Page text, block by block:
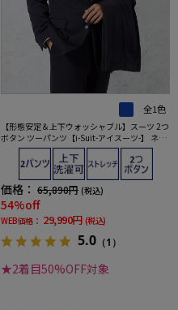
全1色
【形態安定＆上下ウォッシャブル】スーツ 2つ
ボタン ツーパンツ【i-Suit-アイスーツ-】 ネイ
ビー シャドウストライプ リッケンバッカー 通
価格： 65,890円 (税込)
54%off
WEB価格： 29,990円 (税込)
5.0 （1）
★2着目50%OFF対象